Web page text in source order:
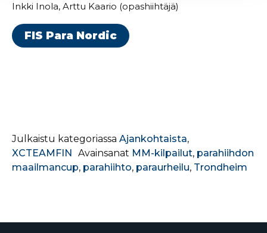
Inkki Inola, Arttu Kaario (opashiihtäjä)
FIS Para Nordic
Julkaistu kategoriassa Ajankohtaista,
XCTEAMFIN Avainsanat MM-kilpailut, parahiihdon
maailmancup, parahiihto, paraurheilu, Trondheim